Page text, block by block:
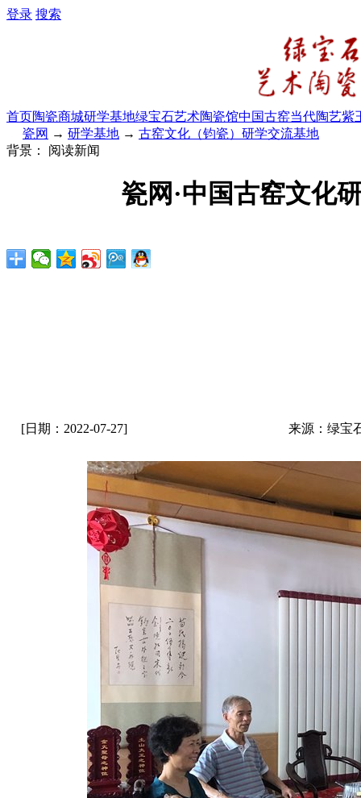
登录 搜索
首页陶瓷商城研学基地绿宝石艺术陶瓷馆中国古窑当代陶艺紫
瓷网 → 研学基地 → 古窑文化（钧瓷）研学交流基地
背景：
阅读新闻
瓷网·中国古窑文化
[日期：2022-07-27] 来源：绿宝